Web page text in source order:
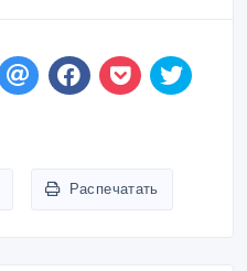
Распечатать